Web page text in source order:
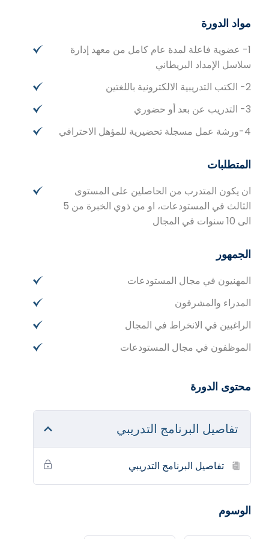
مواد الدورة
1- عضوية فاعلة لمدة عام كامل من معهد إدارة
سلاسل الإمداد البريطاني
2- الكتب التدريبية الالكترونية باللغتين
3- التدريب عن بعد أو حضوري
4-ورشة عمل مسجلة تحضيرية للمؤهل الاحترافي
المتطلبات
ان يكون المتدرب من الحاصلين على المستوى
الثالث في المستودعات، او من ذوي الخبرة من 5
الى 10 سنوات في المجال
الجمهور
المهنيون في مجال المستودعات
المدراء والمشرفون
الراغبين في الانخراط في المجال
الموظفون في مجال المستودعات
محتوى الدورة
تفاصيل البرنامج التدريبي
تفاصيل البرنامج التدريبي
الوسوم